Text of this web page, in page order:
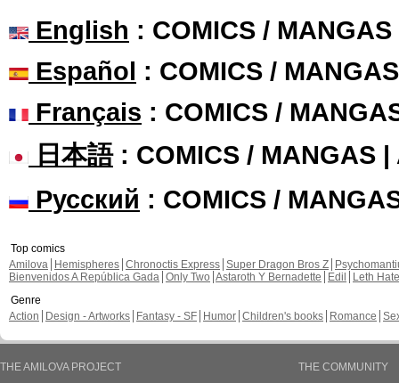
English : COMICS /
Español : COMICS /
Français : COMICS /
日本語: COMICS / MANGAS |
Русский : COMICS /
Top comics
Amilova
Hemispheres Chronoctis Express Super Dragon Bros Z
Bienvenidos A República Gada Only Two Astaroth Y Bernadette Edil
Leth Hate
Genre
Action
Design - Artworks Fantasy - SF Humor Children's books Romance
THE AMILOVA PROJECT
THE COMMUNITY